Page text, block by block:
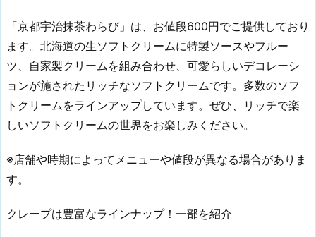
「京都宇治抹茶わらび」は、お値段600円でご提供しており
ます。北海道の生ソフトクリームに特製ソースやフルー
ツ、自家製クリームを組み合わせ、可愛らしいデコレーシ
ョンが施されたリッチなソフトクリームです。多数のソフ
トクリームをラインアップしています。ぜひ、リッチで楽
しいソフトクリームの世界をお楽しみください。
※店舗や時期によってメニューや値段が異なる場合がありま
す。
クレープは豊富なラインナップ！一部を紹介